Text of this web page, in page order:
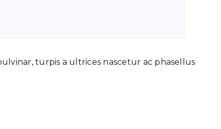
turpis a ultrices nascetur ac phasellus